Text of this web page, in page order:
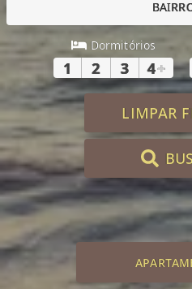
Dormitórios
1 2 3 4+
LIMPAR